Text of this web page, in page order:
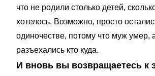
что не родили столько детей,
хотелось. Возможно, просто
одиночестве, потому что муж умер,
разъехались кто куда.
И вновь вы возвращаетесь к